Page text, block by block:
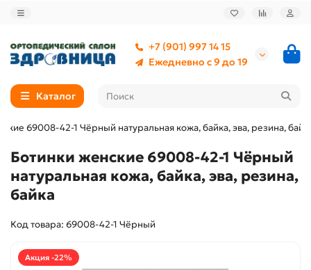
+7 (901) 997 14 15
Ежедневно с 9 до 19
Каталог
69008-42-1 Чёрный натуральная кожа, байка, эва, резина,
Ботинки женские 69008-42-1 Чёрный
натуральная кожа, байка, эва, резина,
байка
Код товара: 69008-42-1 Чёрный
Акция -22%